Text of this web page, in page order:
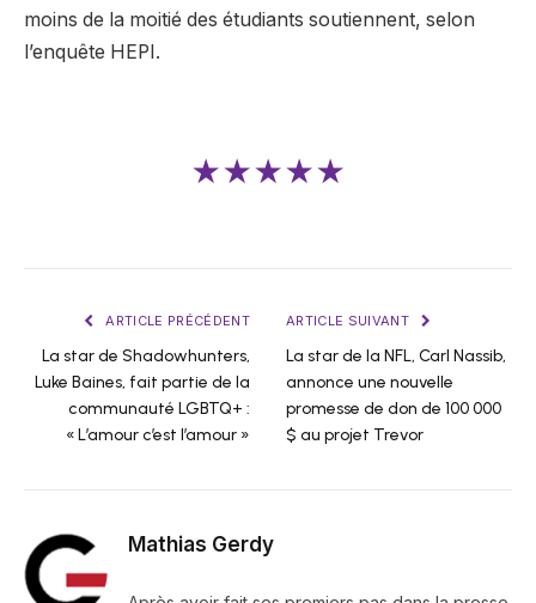
moins de la moitié des étudiants soutiennent, selon
l’enquête HEPI.
★★★★★
ARTICLE PRÉCÉDENT
La star de Shadowhunters,
Luke Baines, fait partie de la
communauté LGBTQ+ :
« L’amour c’est l’amour »
ARTICLE SUIVANT
La star de la NFL, Carl Nassib,
annonce une nouvelle
promesse de don de 100 000
$ au projet Trevor
Mathias Gerdy